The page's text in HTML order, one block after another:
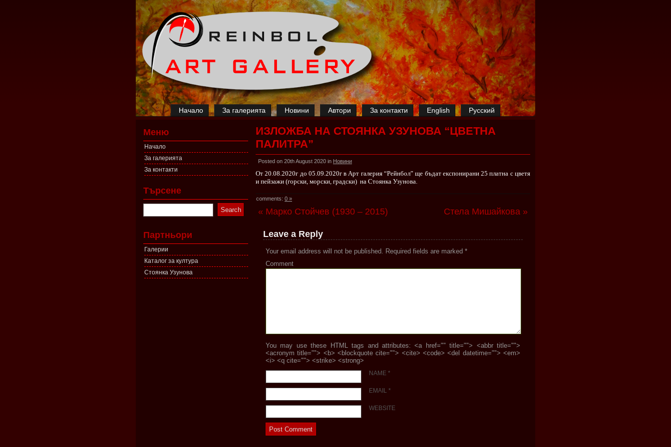
Начало За галерията Новини Автори За контакти English Русский
Меню
Начало
За галерията
За контакти
Търсене
Партньори
Галерии
Каталог за култура
Стоянка Узунова
ИЗЛОЖБА НА СТОЯНКА УЗУНОВА “ЦВЕТНА
ПАЛИТРА”
Posted on 20th August 2020 in Новини
От 20.08.2020г до 05.09.2020г в Арт галерия “Рейнбол” ще бъдат експонирани 25 платна с цветя
и пейзажи (горски, морски, градски) на Стоянка Узунова.
comments: 0 »
« Марко Стойчев (1930 – 2015) Стела Мишайкова »
Leave a Reply
Your email address will not be published. Required fields are marked *
Comment
You may use these HTML tags and attributes: <a href="" title=""> <abbr title="">
<acronym title=""> <b> <blockquote cite=""> <cite> <code> <del datetime=""> <em>
<i> <q cite=""> <strike> <strong>
NAME *
EMAIL *
WEBSITE